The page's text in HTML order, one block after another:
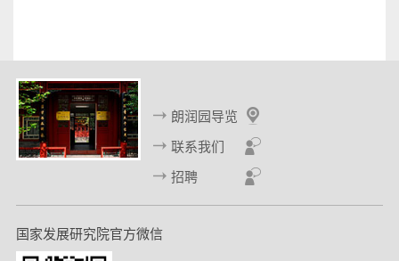
朗润园导览
联系我们
招聘
国家发展研究院官方微信